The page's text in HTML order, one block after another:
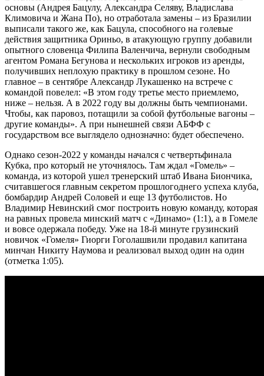
основы (Андрея Бацулу, Александра Селяву, Владислава
Климовича и Жана По), но отработала замены – из Бразилии
выписали такого же, как Бацула, способного на голевые
действия защитника Ориньо, в атакующую группу добавили
опытного словенца Филипа Валенчича, вернули свободным
агентом Романа Бегунова и нескольких игроков из аренды,
получивших неплохую практику в прошлом сезоне. Но
главное – в сентябре Александр Лукашенко на встрече с
командой повелел: «В этом году третье место приемлемо,
ниже – нельзя. А в 2022 году вы должны быть чемпионами.
Чтобы, как паровоз, потащили за собой футбольные вагоны –
другие команды». А при нынешней связи АБФФ с
государством все выглядело однозначно: будет обеспечено.
Однако сезон-2022 у команды начался с четвертьфинала
Кубка, про который не уточнялось. Там ждал «Гомель» –
команда, из которой ушел тренерский штаб Ивана Биончика,
считавшегося главным секретом прошлогоднего успеха клуба,
бомбардир Андрей Соловей и еще 13 футболистов. Но
Владимир Невинский смог построить новую команду, которая
на равных провела минский матч с «Динамо» (1:1), а в Гомеле
и вовсе одержала победу. Уже на 18-й минуте грузинский
новичок «Гомеля» Гиорги Гоголашвили продавил капитана
минчан Никиту Наумова и реализовал выход один на один
(отметка 1:05).